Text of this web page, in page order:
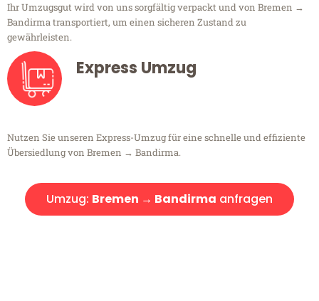
Ihr Umzugsgut wird von uns sorgfältig verpackt und von Bremen →
Bandirma transportiert, um einen sicheren Zustand zu
gewährleisten.
Express Umzug
Nutzen Sie unseren Express-Umzug für eine schnelle und effiziente
Übersiedlung von Bremen → Bandirma.
Umzug: Bremen → Bandirma anfragen